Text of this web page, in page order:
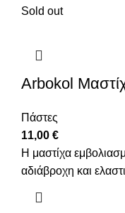
Sold out
Arbokol
Πάστες
11,00 €
Η μαστίχα
αδιάβροχη και